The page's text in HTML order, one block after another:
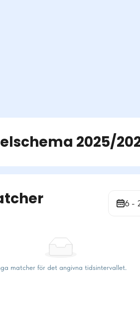
2025/
6 -
matcher för det angivna tidsintervallet.